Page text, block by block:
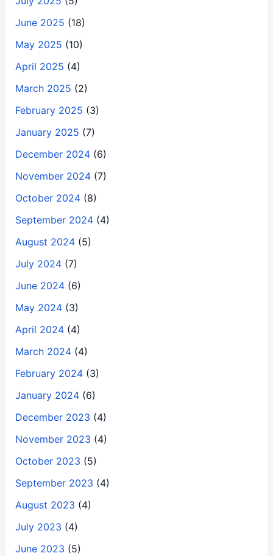
June 2025 (18)
May 2025 (10)
April 2025 (4)
March 2025 (2)
February 2025 (3)
January 2025 (7)
December 2024(6)
November 2024(7)
October 2024(8)
September 2024(4)
August 2024(5)
July 2024(7)
June 2024(6)
May 2024(3)
April 2024(4)
March 2024(4)
February 2024(3)
January 2024(6)
December 2023 (4)
November 2023 (4)
October 2023 (5)
September 2023 (4)
August 2023 (4)
July 2023 (4)
June 2023 (5)